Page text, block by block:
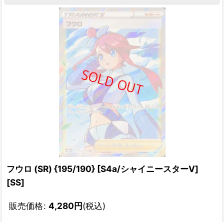
フウロ (SR) {195/190} [S4a/シャイニースターV]
[SS]
販売価格: 4,280円(税込)